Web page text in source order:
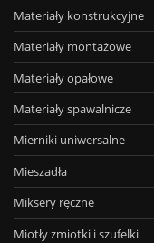
Materiały konstrukcyjne
Materiały montażowe
Materiały opałowe
Materiały spawalnicze
Mierniki uniwersalne
Mieszadła
Miksery ręczne
Miotły zmiotki i szufelki